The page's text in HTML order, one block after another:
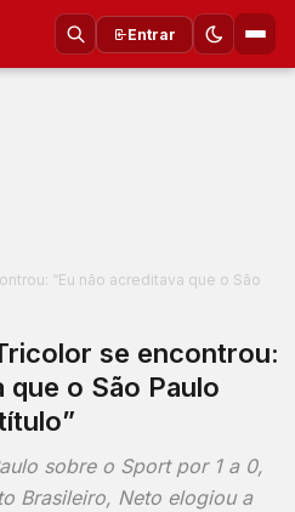
Entrar
“Eu não acreditava que o São
se encontrou:
que o São Paulo
sobre o Sport por 1 a 0,
Brasileiro, Neto elogiou a